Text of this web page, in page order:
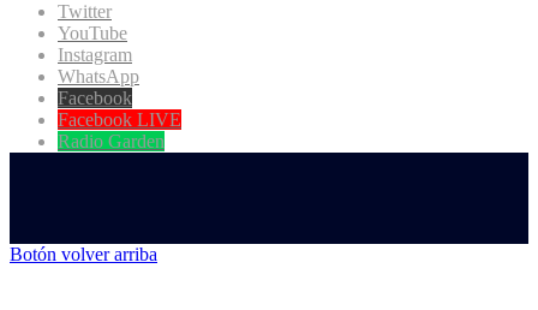
Twitter
YouTube
Instagram
WhatsApp
Facebook
Facebook LIVE
Radio Garden
Botón volver arriba